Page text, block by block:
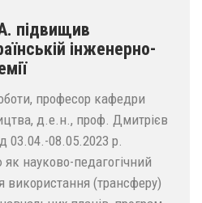
підвищив
інженерно-
професор кафедри
д.е.н., проф. Дмитрієв
03.04.-08.05.2023 р.
науково-педагогічний
використання (трансферу)